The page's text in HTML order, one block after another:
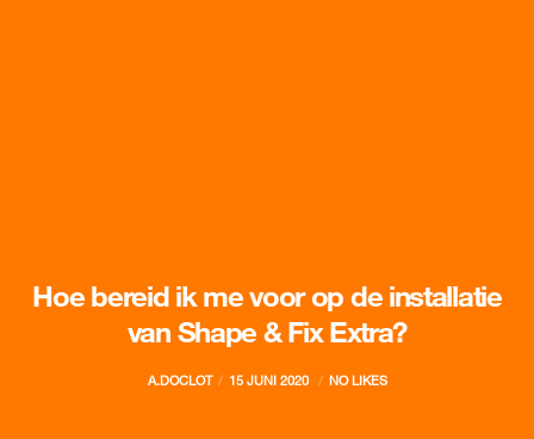
Hoe bereid ik me voor op de installatie
van Shape & Fix Extra?
A.DOCLOT 15 JUNI 2020 NO LIKES